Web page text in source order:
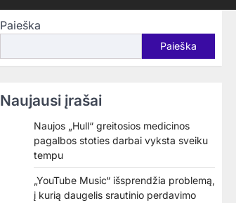
Paieška
Paieška
Naujausi įrašai
Naujos „Hull“ greitosios medicinos
pagalbos stoties darbai vyksta sveiku
tempu
„YouTube Music“ išsprendžia problemą,
į kurią daugelis srautinio perdavimo